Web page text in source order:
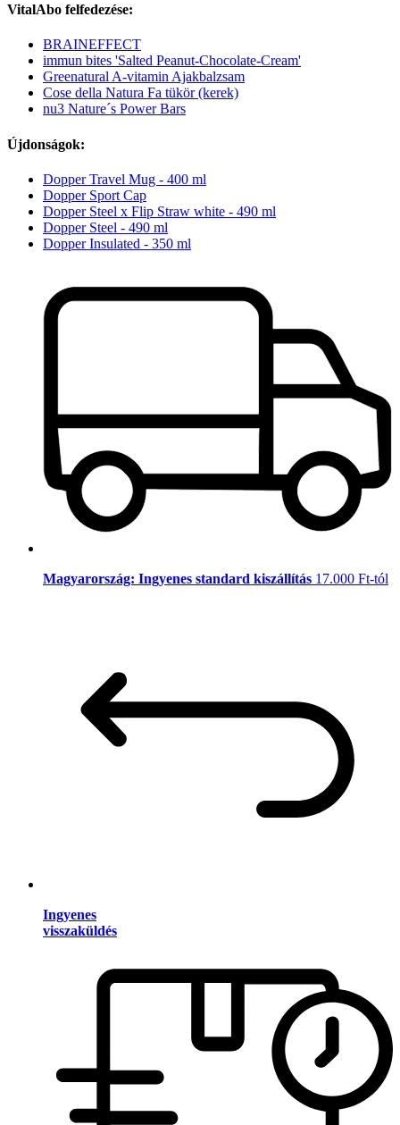
VitalAbo felfedezése:
BRAINEFFECT
immun bites 'Salted Peanut-Chocolate-Cream'
Greenatural A-vitamin Ajakbalzsam
Cose della Natura Fa tükör (kerek)
nu3 Nature´s Power Bars
Újdonságok:
Dopper Travel Mug - 400 ml
Dopper Sport Cap
Dopper Steel x Flip Straw white - 490 ml
Dopper Steel - 490 ml
Dopper Insulated - 350 ml
Magyarország: Ingyenes standard kiszállítás 17.000 Ft-tól
Ingyenes
visszaküldés